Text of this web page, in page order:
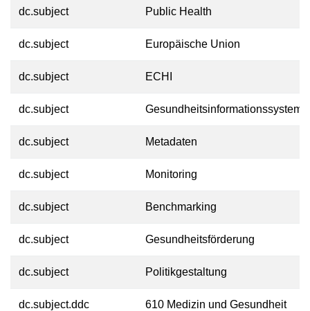
dc.subject Public Health
dc.subject Europäische Union
dc.subject ECHI
dc.subject Gesundheitsinformationssystem
dc.subject Metadaten
dc.subject Monitoring
dc.subject Benchmarking
dc.subject Gesundheitsförderung
dc.subject Politikgestaltung
dc.subject.ddc 610 Medizin und Gesundheit